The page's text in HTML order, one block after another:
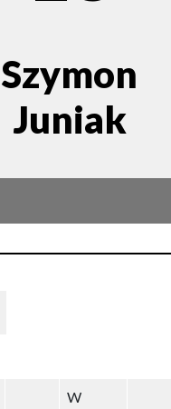
Szymon
Juniak
W
W